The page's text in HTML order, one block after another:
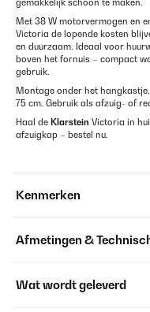
gemakkelijk schoon te maken.
Met 38 W motorvermogen en
Victoria de lopende kosten
en duurzaam. Ideaal voor
boven het fornuis – compact
gebruik.
Montage onder het
75 cm. Gebruik als afzuig- of
Haal de Klarstein Victoria in
afzuigkap – bestel nu.
Kenmerken
Afmetingen &
Wat wordt geleverd